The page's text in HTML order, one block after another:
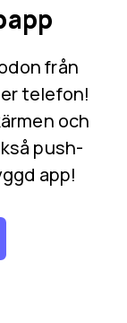
från
telefon!
och
push-
app!